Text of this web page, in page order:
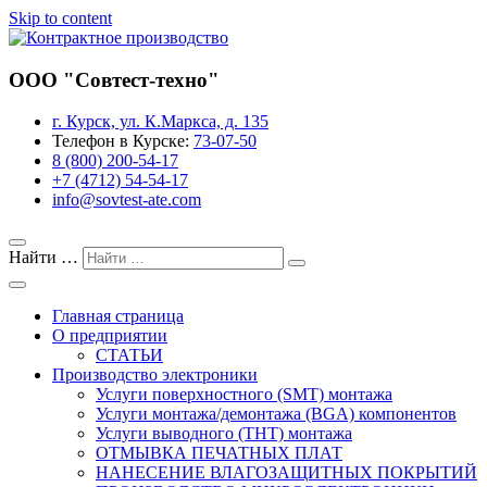
Skip to content
Контрактное производство
ООО "Совтест-техно"
г. Курск, ул. К.Маркса, д. 135
Телефон в Курске: 73-07-50
8 (800) 200-54-17
+7 (4712) 54-54-17
info@sovtest-ate.com
Найти …
Главная страница
О предприятии
СТАТЬИ
Производство электроники
Услуги поверхностного (SMT) монтажа
Услуги монтажа/демонтажа (BGA) компонентов
Услуги выводного (THT) монтажа
ОТМЫВКА ПЕЧАТНЫХ ПЛАТ
НАНЕСЕНИЕ ВЛАГОЗАЩИТНЫХ ПОКРЫТИЙ